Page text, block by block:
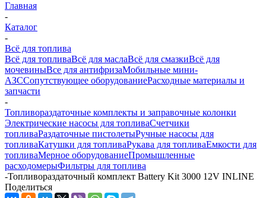
Главная
-
Каталог
-
Всё для топлива
Всё для топливаВсё для маслаВсё для смазкиВсё для
мочевиныВсе для антифризаМобильные мини-
АЗССопутствующее оборудованиеРасходные материалы и
запчасти
-
Топливораздаточные комплекты и заправочные колонки
Электрические насосы для топливаСчетчики
топливаРаздаточные пистолетыРучные насосы для
топливаКатушки для топливаРукава для топливаЕмкости для
топливаМерное оборудованиеПромышленные
расходомерыФильтры для топлива
-Топливораздаточный комплект Battery Kit 3000 12V INLINE
Поделиться